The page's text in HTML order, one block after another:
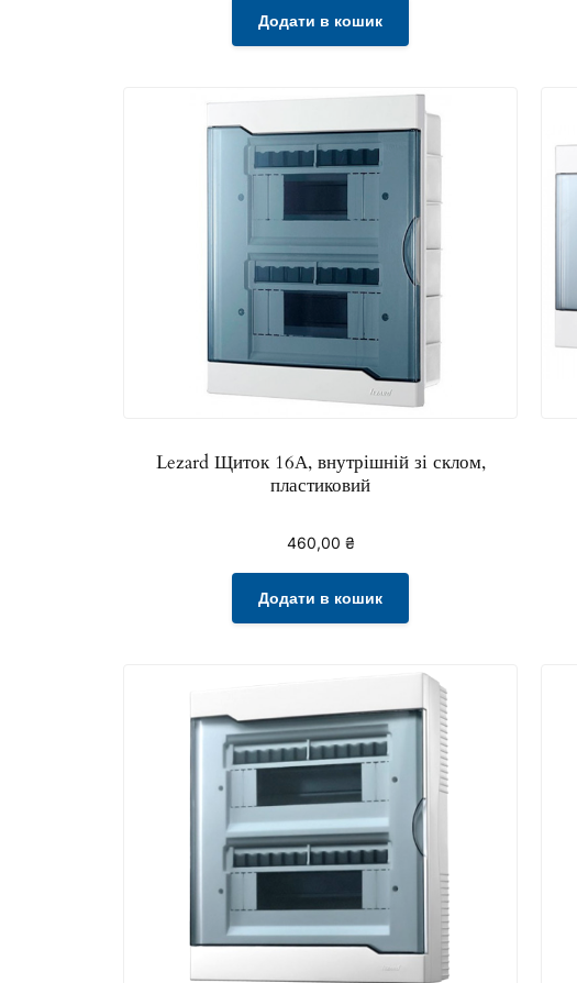
Додати в кошик
Lezard Щиток 16А, внутрішній зі склом,
пластиковий
460,00 ₴
Додати в кошик